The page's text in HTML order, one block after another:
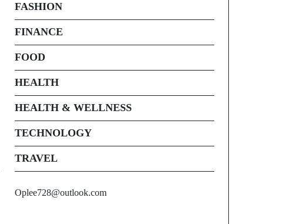
FASHION
FINANCE
FOOD
HEALTH
HEALTH & WELLNESS
TECHNOLOGY
TRAVEL
Oplee728@outlook.com